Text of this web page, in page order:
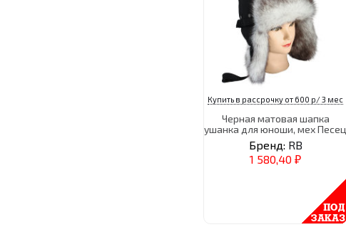
Купить в рассрочку от 600 р/ 3 мес
Черная матовая шапка
ушанка для юноши, мех Песец
Бренд: RB
1 580,40 ₽